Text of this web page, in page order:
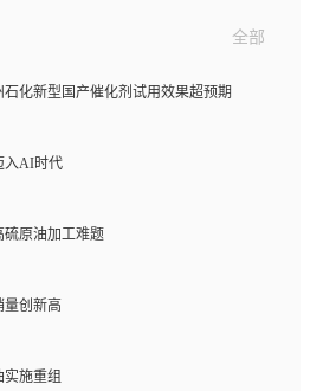
全部
化新型国产催化剂试用效果超预期
入AI时代
硫原油加工难题
量创新高
施重组